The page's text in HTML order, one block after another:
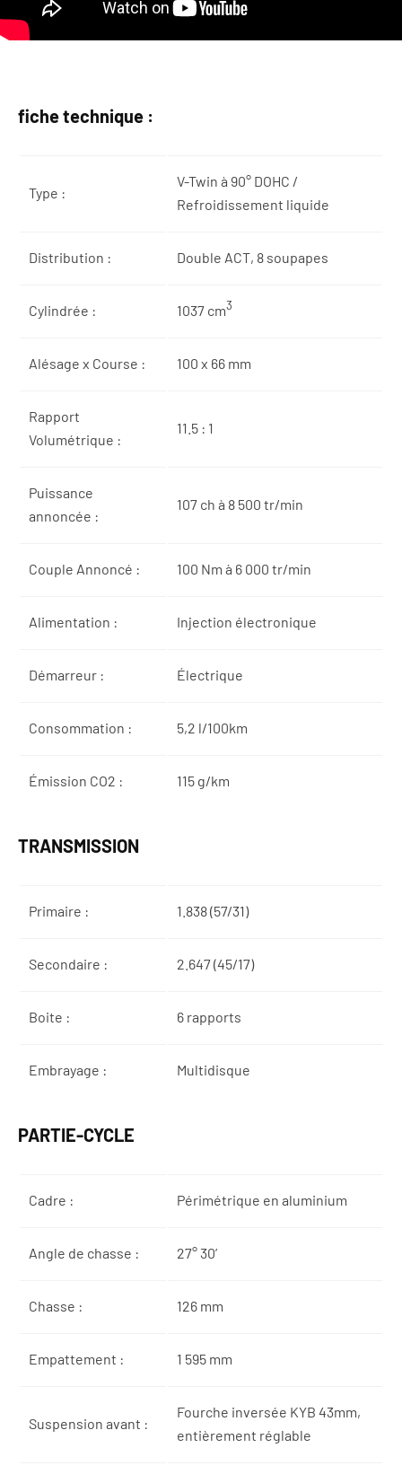
fiche technique :
Type :
V-Twin à 90° DOHC /
Refroidissement liquide
Distribution : Double ACT, 8 soupapes
Cylindrée : 1037 cm3
Alésage x Course : 100 x 66 mm
Rapport
Volumétrique :
11.5 : 1
Puissance
annoncée :
107 ch à 8 500 tr/min
Couple Annoncé : 100 Nm à 6 000 tr/min
Alimentation : Injection électronique
Démarreur : Électrique
Consommation : 5,2 l/100km
Émission CO2 : 115 g/km
TRANSMISSION
Primaire : 1.838 (57/31)
Secondaire : 2.647 (45/17)
Boite : 6 rapports
Embrayage : Multidisque
PARTIE-CYCLE
Cadre : Périmétrique en aluminium
Angle de chasse : 27° 30’
Chasse : 126 mm
Empattement : 1 595 mm
Suspension avant :
Fourche inversée KYB 43mm,
entièrement réglable